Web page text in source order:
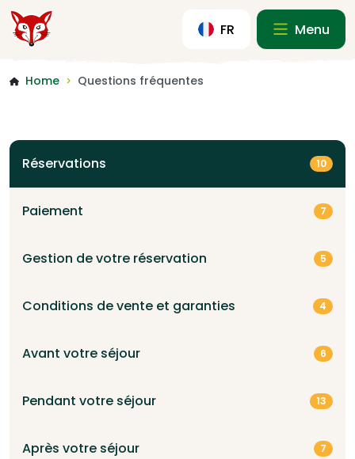
FR Menu
Home > Questions fréquentes
Réservations 10
Paiement 7
Gestion de votre réservation 5
Conditions de vente et garanties 4
Avant votre séjour 6
Pendant votre séjour 13
Après votre séjour 7